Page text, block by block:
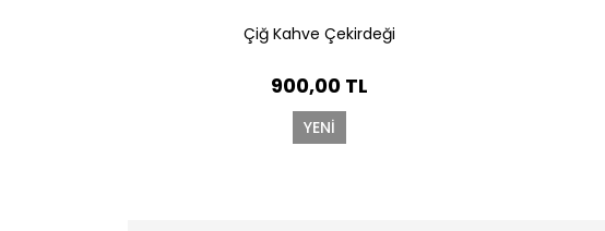
Çiğ Kahve Çekirdeği
900,00 TL
YENİ